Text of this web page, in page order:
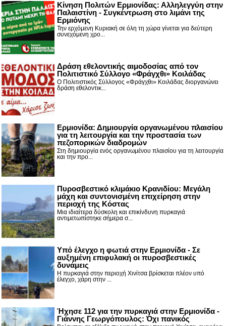
Κίνηση Πολιτών Ερμιονίδας: Αλληλεγγύη στην
Παλαιστίνη - Συγκέντρωση στο λιμάνι της
Ερμιόνης
Την ερχόμενη Κυριακή σε όλη τη χώρα γίνεται για δεύτερη
συνεχόμενη χρο...
Δράση εθελοντικής αιμοδοσίας από τον
Πολιτιστικό Σύλλογο «Φράγχθι» Κοιλάδας
Ο Πολιτιστικός Σύλλογος «Φράγχθι» Κοιλάδας διοργανώνει
δράση εθελοντικ...
Ερμιονίδα: Δημιουργία οργανωμένου πλαισίου
για τη λειτουργία και την προστασία των
πεζοπορικών διαδρομών
Στη δημιουργία ενός οργανωμένου πλαισίου για τη λειτουργία
και την προ...
Πυροσβεστικό κλιμάκιο Κρανιδίου: Μεγάλη
μάχη και συντονισμένη επιχείρηση στην
περιοχή της Κόστας
Μια ιδιαίτερα δύσκολη και επικίνδυνη πυρκαγιά
αντιμετωπίστηκε σήμερα σ...
Υπό έλεγχο η φωτιά στην Ερμιονίδα - Σε
αυξημένη επιφυλακή οι πυροσβεστικές
δυνάμεις
Η πυρκαγιά στην περιοχή Χινίτσα βρίσκεται πλέον υπό
έλεγχο, χάρη στην ...
Ήχησε 112 για την πυρκαγιά στην Ερμιονίδα -
Γιάννης Γεωργόπουλος: Όχι πανικός